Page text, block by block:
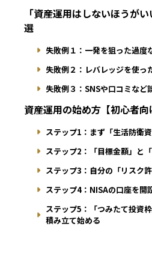
「資産運用はしないほうが
選
失敗例１：一発を狙った過度
失敗例２：レバレッジを使っ
失敗例３：SNSや口コミなど
資産運用の始め方【初心者向
ステップ1：まず「生活防衛
ステップ2：「目標金額」と
ステップ3：自分の「リスク
ステップ4：NISAの口座を開
ステップ5：「つみたて投資
積み立て始める